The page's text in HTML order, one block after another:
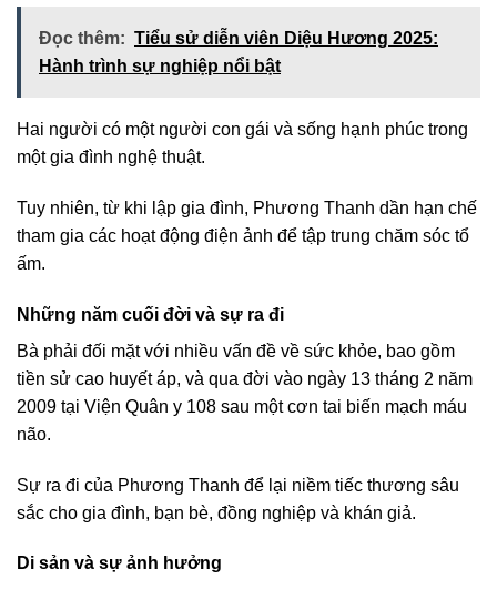
Đọc thêm: Tiểu sử diễn viên Diệu Hương 2025:
Hành trình sự nghiệp nổi bật
Hai người có một người con gái và sống hạnh phúc trong
một gia đình nghệ thuật.
Tuy nhiên, từ khi lập gia đình, Phương Thanh dần hạn chế
tham gia các hoạt động điện ảnh để tập trung chăm sóc tổ
ấm.
Những năm cuối đời và sự ra đi
Bà phải đối mặt với nhiều vấn đề về sức khỏe, bao gồm
tiền sử cao huyết áp, và qua đời vào ngày 13 tháng 2 năm
2009 tại Viện Quân y 108 sau một cơn tai biến mạch máu
não.
Sự ra đi của Phương Thanh để lại niềm tiếc thương sâu
sắc cho gia đình, bạn bè, đồng nghiệp và khán giả.
Di sản và sự ảnh hưởng